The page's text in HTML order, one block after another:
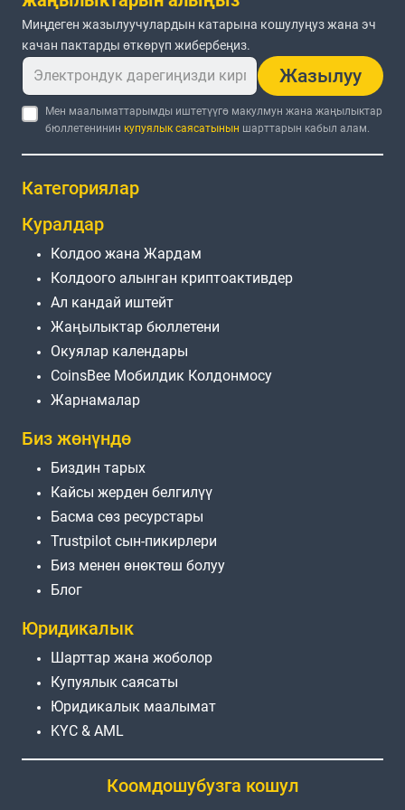
Миңдеген жазылуучулардын катарына кошулуңуз жана эч
качан пактарды өткөрүп жибербеңиз.
Жазылуу
Мен маалыматтарымды иштетүүгө макулмун жана жаңылыктар
бюллетенинин купуялык саясатынын шарттарын кабыл алам.
Категориялар
Куралдар
Колдоо жана Жардам
Колдоого алынган криптоактивдер
Ал кандай иштейт
Жаңылыктар бюллетени
Окуялар календары
CoinsBee Мобилдик Колдонмосу
Жарнамалар
Биз жөнүндө
Биздин тарых
Кайсы жерден белгилүү
Басма сөз ресурстары
Trustpilot сын-пикирлери
Биз менен өнөктөш болуу
Блог
Юридикалык
Шарттар жана жоболор
Купуялык саясаты
Юридикалык маалымат
KYC & AML
Коомдошубузга кошул